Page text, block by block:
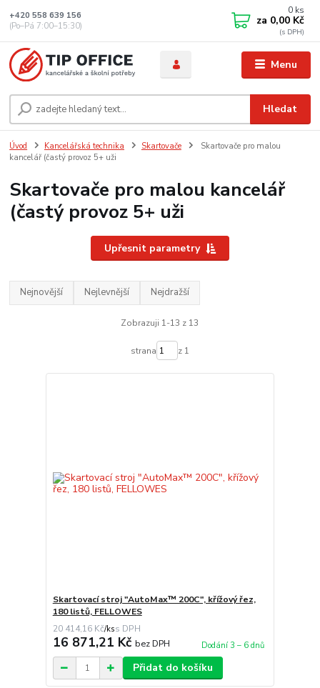
Menu
Hledat
+420 558 639 156
(Po–Pá 7:00–15:30)
0 ks
za 0,00 Kč
Úvod Kancelářská technika Skartovače
Skartovače pro malou
kancelář (častý provoz 5+ uži
Skartovače pro malou kancelář
(častý provoz 5+ uži
Upřesnit parametry
Nejnovější Nejlevnější Nejdražší
Zobrazuji 1-13 z 13
strana z 1
Skartovací stroj "AutoMax™ 200C", křížový řez,
180 listů, FELLOWES
20 414,16 Kč/ks
16 871,21 Kč bez DPH Dodání 3 – 6 dnů
Přidat do košíku